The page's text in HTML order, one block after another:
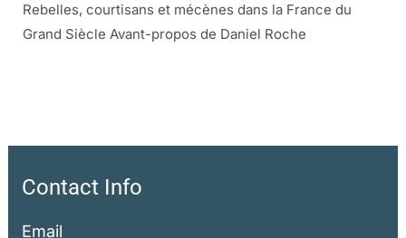
Rebelles, courtisans et mécènes dans la France du
Grand Siècle Avant-propos de Daniel Roche
Contact Info
Email